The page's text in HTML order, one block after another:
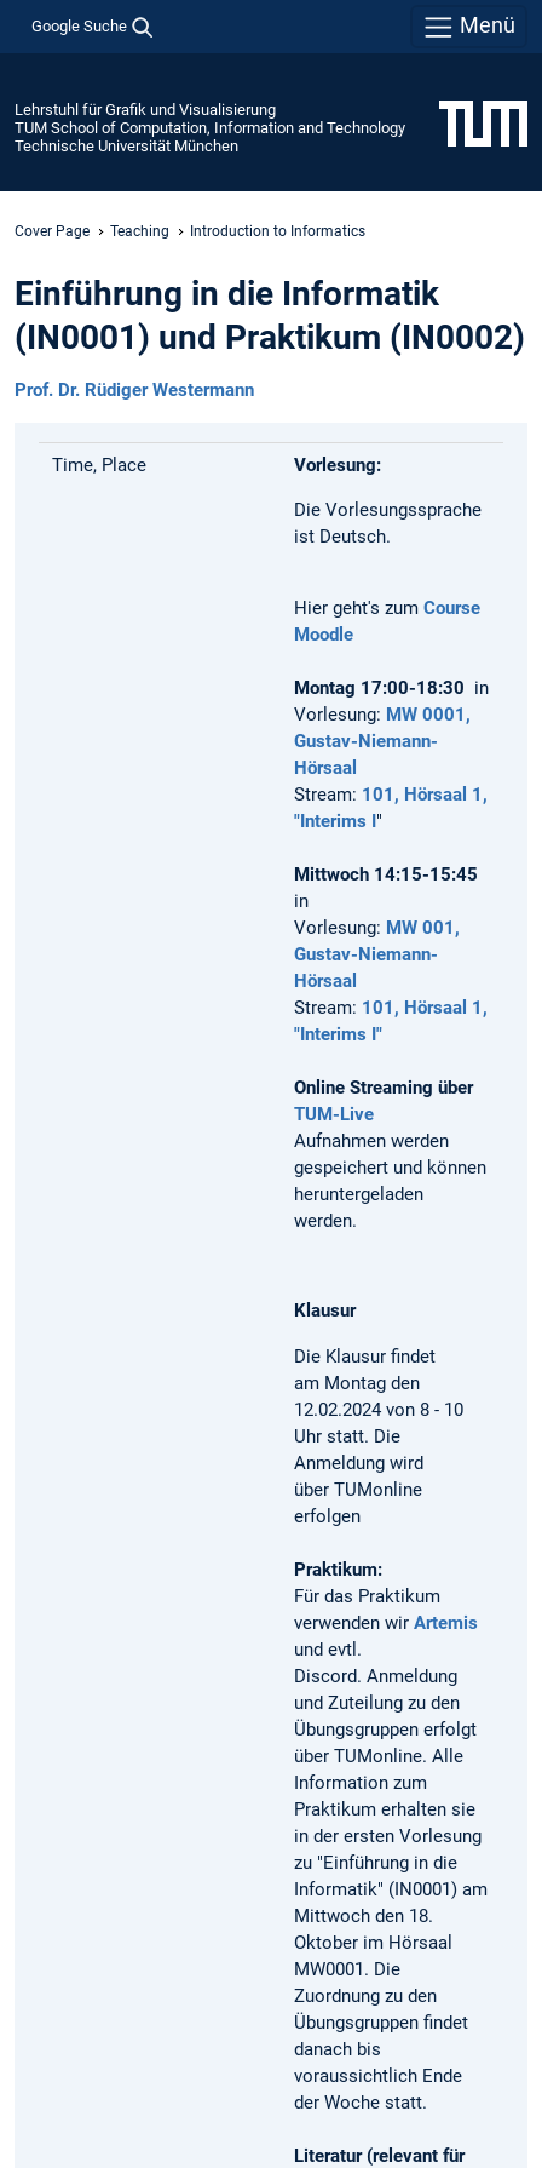
Google Suche Menü
Lehrstuhl für Grafik und Visualisierung
TUM School of Computation, Information and Technology
Technische Universität München
Cover Page Teaching Introduction to Informatics
Einführung in die Informatik
(IN0001) und Praktikum (IN0002)
Prof. Dr. Rüdiger Westermann
Time, Place Vorlesung:
Die Vorlesungssprache
ist Deutsch.
Hier geht's zum Course
Moodle
Montag 17:00-18:30 in
Vorlesung: MW 0001,
Gustav-Niemann-
Hörsaal
Stream: 101, Hörsaal 1,
"Interims I"
Mittwoch 14:15-15:45
in
Vorlesung: MW 001,
Gustav-Niemann-
Hörsaal
Stream: 101, Hörsaal 1,
"Interims I"
Online Streaming über
TUM-Live
Aufnahmen werden
gespeichert und können
heruntergeladen
werden.
Klausur
Die Klausur findet
am Montag den
12.02.2024 von 8 - 10
Uhr statt. Die
Anmeldung wird
über TUMonline
erfolgen
Praktikum:
Für das Praktikum
verwenden wirArtemis
und evtl.
Discord. Anmeldung
und Zuteilung zu den
Übungsgruppen erfolgt
über TUMonline. Alle
Information zum
Praktikum erhalten sie
in der ersten Vorlesung
zu "Einführung in die
Informatik" (IN0001) am
Mittwoch den 18.
Oktober im Hörsaal
MW0001. Die
Zuordnung zu den
Übungsgruppen findet
danach bis
voraussichtlich Ende
der Woche statt.
Literatur (relevant für